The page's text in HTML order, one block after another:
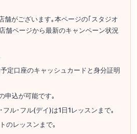
舗がございます｡本ページの｢スタジオ
舗ページから最新のキャンペーン状況
定口座のキャッシュカードと身分証明
申込が可能です｡
ル･フル(デイ)は1日1レッスンまで｡
のレッスンまで｡